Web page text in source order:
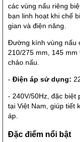
các vùng nấu riêng
bạn linh hoạt khi chế
gian và điện năng.
Đường kính vùng nấu
210/275 mm, 145
chảo nấu.
- Điện áp sử dụng:
- 240V/50Hz, đặc biệt
tại Việt Nam, giúp tiết
áp.
Đặc điểm nổi bật